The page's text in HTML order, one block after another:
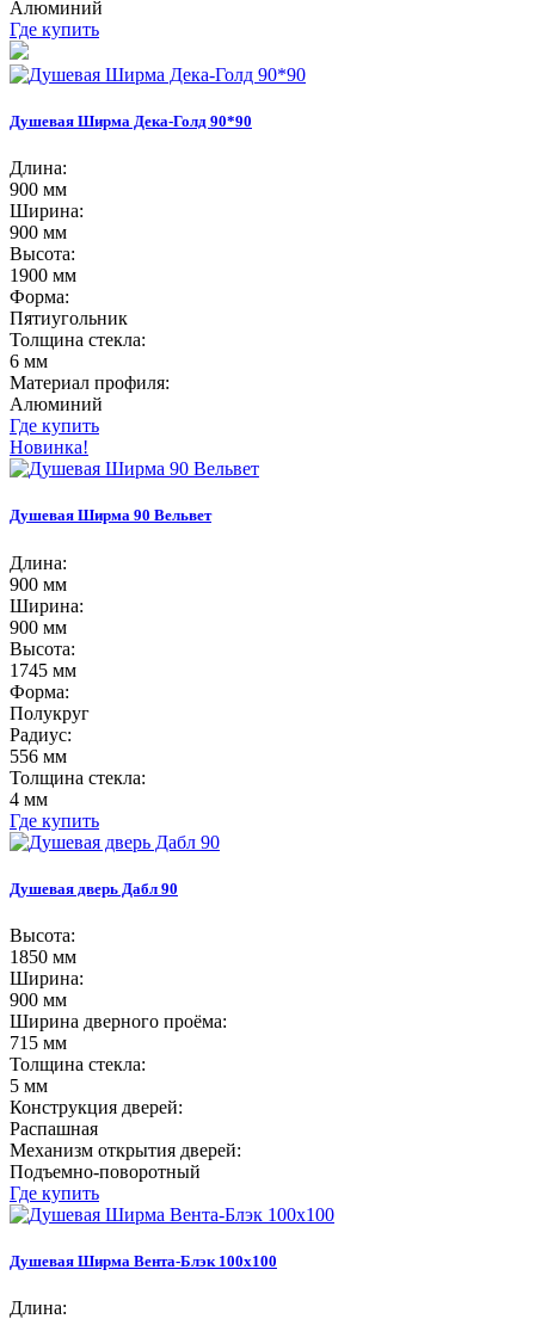
Алюминий
Где купить
Душевая Ширма Дека-Голд 90*90
Длина:
900 мм
Ширина:
900 мм
Высота:
1900 мм
Форма:
Пятиугольник
Толщина стекла:
6 мм
Материал профиля:
Алюминий
Где купить
Новинка!
Душевая Ширма 90 Вельвет
Длина:
900 мм
Ширина:
900 мм
Высота:
1745 мм
Форма:
Полукруг
Радиус:
556 мм
Толщина стекла:
4 мм
Где купить
Душевая дверь Дабл 90
Высота:
1850 мм
Ширина:
900 мм
Ширина дверного проёма:
715 мм
Толщина стекла:
5 мм
Конструкция дверей:
Распашная
Механизм открытия дверей:
Подъемно-поворотный
Где купить
Душевая Ширма Вента-Блэк 100х100
Длина: